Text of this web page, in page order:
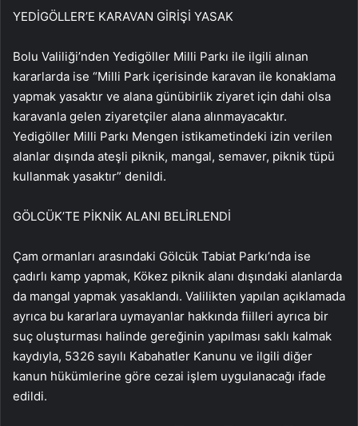
YEDİGÖLLER’E KARAVAN GİRİŞİ YASAK
Bolu Valiliği’nden Yedigöller Milli Parkı ile ilgili alınan
kararlarda ise “Milli Park içerisinde karavan ile konaklama
yapmak yasaktır ve alana günübirlik ziyaret için dahi olsa
karavanla gelen ziyaretçiler alana alınmayacaktır.
Yedigöller Milli Parkı Mengen istikametindeki izin verilen
alanlar dışında ateşli piknik, mangal, semaver, piknik tüpü
kullanmak yasaktır” denildi.
GÖLCÜK’TE PİKNİK ALANI BELİRLENDİ
Çam ormanları arasındaki Gölcük Tabiat Parkı’nda ise
çadırlı kamp yapmak, Kökez piknik alanı dışındaki alanlarda
da mangal yapmak yasaklandı. Valilikten yapılan açıklamada
ayrıca bu kararlara uymayanlar hakkında fiilleri ayrıca bir
suç oluşturması halinde gereğinin yapılması saklı kalmak
kaydıyla, 5326 sayılı Kabahatler Kanunu ve ilgili diğer
kanun hükümlerine göre cezai işlem uygulanacağı ifade
edildi.